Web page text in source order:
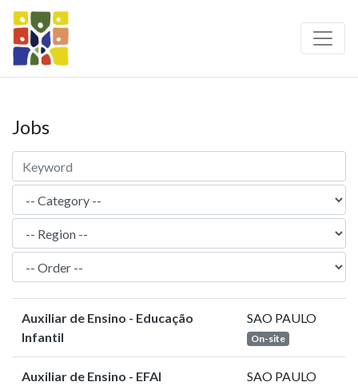
Jobs
Auxiliar de Ensino - Educação
Infantil
SAO PAULO
On-site
Auxiliar de Ensino - EFAI SAO PAULO